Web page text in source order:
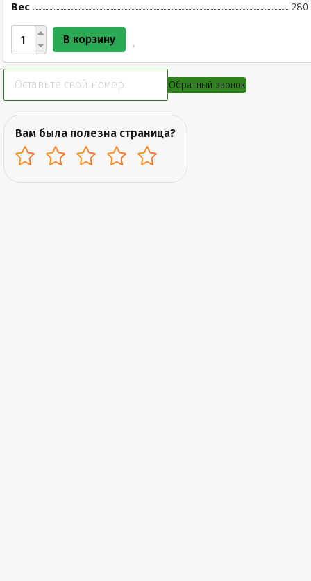
Вес
280
В корзину
Обратный звонок
Вам была полезна страница?